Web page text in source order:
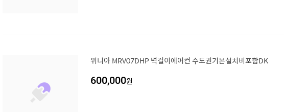
위니아 MRV07DHP 벽걸이에어컨 수도권기본설치비포함DK
600,000원